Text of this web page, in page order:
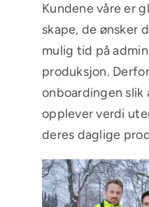
Kundene våre er
skape, de ønsker
mulig tid på
produksjon.
onboardingen slik
opplever verdi
deres daglige